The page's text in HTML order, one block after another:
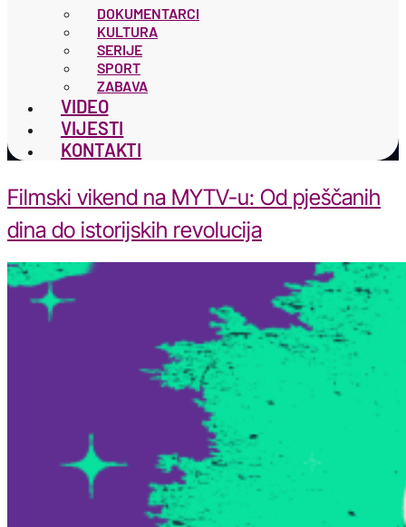
DOKUMENTARCI
KULTURA
SERIJE
SPORT
ZABAVA
VIDEO
VIJESTI
KONTAKTI
Filmski vikend na MYTV-u: Od pješčanih
dina do istorijskih revolucija